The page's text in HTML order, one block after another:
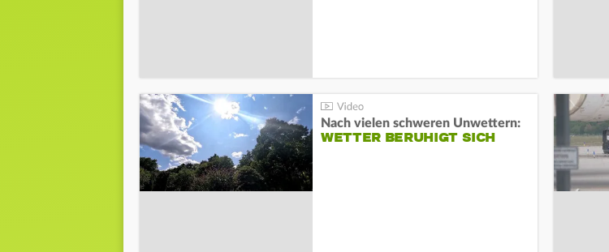
Nach vielen schweren Unwettern:
WETTER BERUHIGT SICH